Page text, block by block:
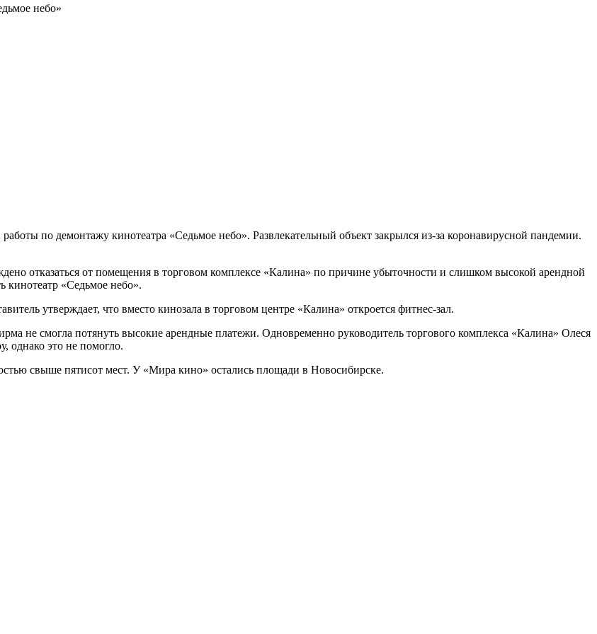
небо»
по демонтажу кинотеатра «Седьмое небо». Развлекательный объект закрылся из-за коронавирусной пандемии.
отказаться от помещения в торговом комплексе «Калина» по причине убыточности и слишком высокой арендной
«Седьмое небо».
утверждает, что вместо кинозала в торговом центре «Калина» откроется фитнес-зал.
смогла потянуть высокие арендные платежи. Одновременно руководитель торгового комплекса «Калина» Олеся
однако это не помогло.
свыше пятисот мест. У «Мира кино» остались площади в Новосибирске.